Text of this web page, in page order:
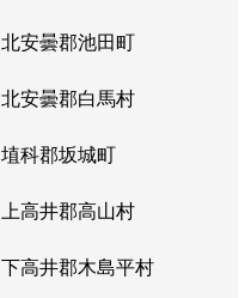
北安曇郡池田町
北安曇郡白馬村
埴科郡坂城町
上高井郡高山村
下高井郡木島平村